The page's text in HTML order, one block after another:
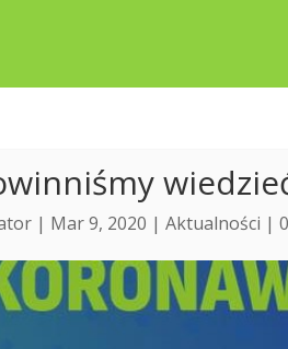
| Mar 9, 2020 |Aktualności |